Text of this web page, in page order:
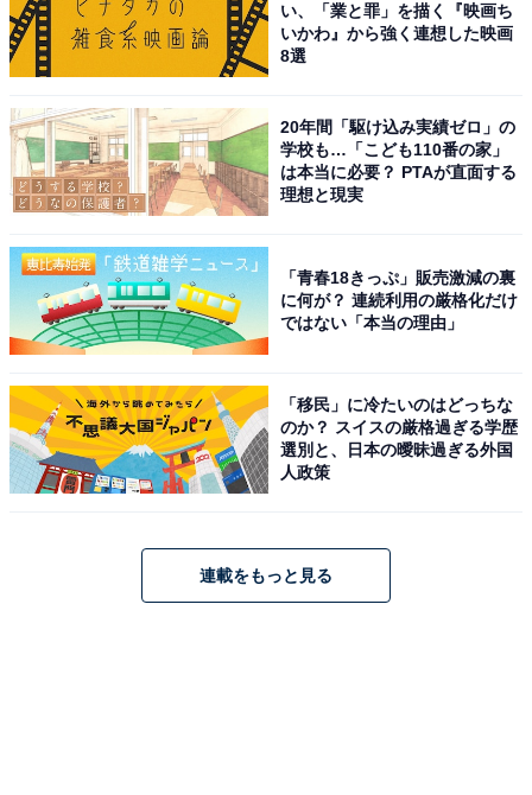
い、「業と罪」を描く『映画ち
いかわ』から強く連想した映画
8選
20年間「駆け込み実績ゼロ」の
学校も…「こども110番の家」
は本当に必要？ PTAが直面する
理想と現実
「青春18きっぷ」販売激減の裏
に何が？ 連続利用の厳格化だけ
ではない「本当の理由」
「移民」に冷たいのはどっちな
のか？ スイスの厳格過ぎる学歴
選別と、日本の曖昧過ぎる外国
人政策
連載をもっと見る